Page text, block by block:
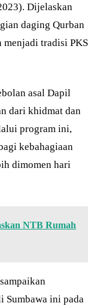
Dijelaskan
daging Qurban
menjadi tradisi PKS
asal Dapil
dari khidmat dan
program ini,
kebahagiaan
dimomen hari
NTB Rumah
Sumbawa ini pada